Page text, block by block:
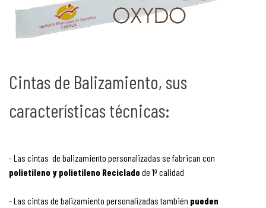
Cintas de Balizamiento, sus
características técnicas:
- Las cintas de balizamiento personalizadas se fabrican con
polietileno y polietileno Reciclado de 1ª calidad
-Las cintas de balizamiento personalizadas también pueden